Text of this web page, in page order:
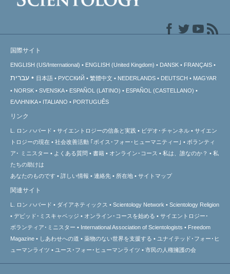
国際サイト
ENGLISH (US/International) ENGLISH (United Kingdom) DANSK FRANÇAIS
עברית 日本語 РУССКИЙ 繁體中文 NEDERLANDS DEUTSCH
MAGYAR
NORSK
SVENSKA ESPAÑOL (LATINO)
ESPAÑOL (CASTELLANO)
ΕΛΛΗΝΙΚA
ITALIANO PORTUGUÊS
リンク
L. ロン ハバード サイエントロジーの信条と実践 ビデオ･チャンネル
サイエン
トロジーの現在 社会改善活動 ｢ボイス･フォー･ヒューマニティー｣
ボランティ
ア･
ミニスター よくある質問 書籍 オンライン･コース 私は、誰なのか？
私
たちの助けは
あなたのものです
詳しい情報 連絡先 所在地 サイトマップ
関連サイト
L. ロン ハバード ダイアネティックス Scientology Network
Scientology Religion
デビッド･ミスキャベッジ
オンライン･コースを始める
サイエントロジー･
ボランティア･ミニスター
International Association of Scientologists
Freedom
Magazine
しあわせへの道 薬物のない世界を支援する
ユナイテッド･フォー･ヒ
ューマンライツ
ユース･フォー･ヒューマンライツ 市民の人権擁護の会